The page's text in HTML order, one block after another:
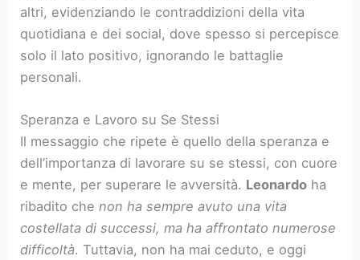
altri, evidenziando le contraddizioni della vita
quotidiana e dei social, dove spesso si percepisce
solo il lato positivo, ignorando le battaglie
personali.
Speranza e Lavoro su Se Stessi
Il messaggio che ripete è quello della speranza e
dell’importanza di lavorare su se stessi, con cuore
e mente, per superare le avversità. Leonardo ha
ribadito chenon ha sempre avuto una vita
costellata di successi, ma ha affrontato numerose
difficoltà. Tuttavia, non ha mai ceduto, e oggi